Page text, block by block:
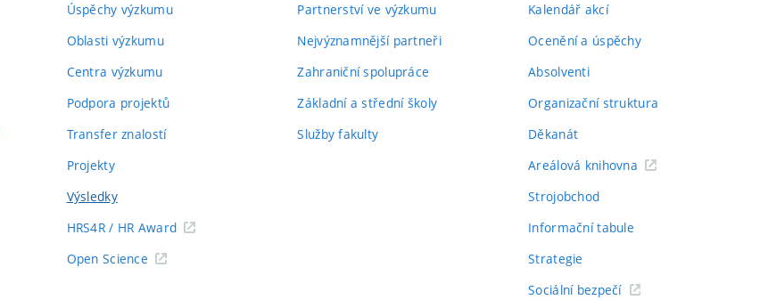
Úspěchy výzkumu
Oblasti výzkumu
Centra výzkumu
Podpora projektů
Transfer znalostí
Projekty
Výsledky
HRS4R / HR Award
Open Science
Partnerství ve výzkumu
Nejvýznamnější partneři
Zahraniční spolupráce
Základní a střední školy
Služby fakulty
Kalendář akcí
Ocenění a úspěchy
Absolventi
Organizační struktura
Děkanát
Areálová knihovna
Strojobchod
Informační tabule
Strategie
Sociální bezpečí